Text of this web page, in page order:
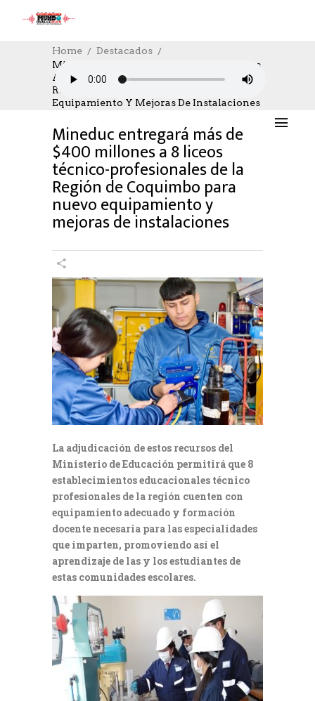
Home
Destacados
Mineduc Entregará Más De $400 Millones
A 8 Liceos Técnico-Profesionales De La
Región De Coquimbo Para Nuevo
Equipamiento Y Mejoras De Instalaciones
DESTACADOS EDUCACION,SOCIAL
08/11/2023
846 SEEN
0 COMMENTS
Mineduc entregará más de
$400 millones a 8 liceos
técnico-profesionales de la
Región de Coquimbo para
nuevo equipamiento y
mejoras de instalaciones
La adjudicación de estos recursos del
Ministerio de Educación permitirá que 8
establecimientos educacionales técnico
profesionales de la región cuenten con
equipamiento adecuado y formación
docente necesaria para las especialidades
que imparten, promoviendo así el
aprendizaje de las y los estudiantes de
estas comunidades escolares.